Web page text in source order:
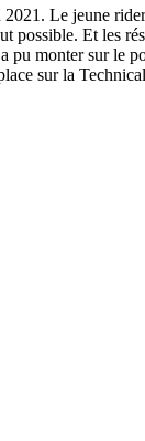
Le jeune
possible. Et
pu monter sur
sur la